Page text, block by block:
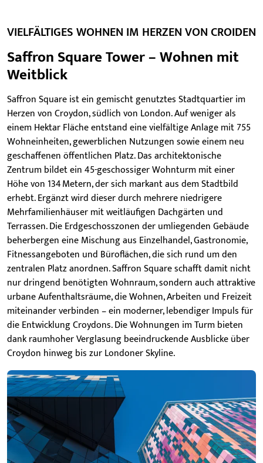
VIELFÄLTIGES WOHNEN IM HERZEN VON CROIDEN
Saffron Square Tower – Wohnen mit
Weitblick
Saffron Square ist ein gemischt genutztes Stadtquartier im
Herzen von Croydon, südlich von London. Auf weniger als
einem Hektar Fläche entstand eine vielfältige Anlage mit 755
Wohneinheiten, gewerblichen Nutzungen sowie einem neu
geschaffenen öffentlichen Platz. Das architektonische
Zentrum bildet ein 45-geschossiger Wohnturm mit einer
Höhe von 134 Metern, der sich markant aus dem Stadtbild
erhebt. Ergänzt wird dieser durch mehrere niedrigere
Mehrfamilienhäuser mit weitläufigen Dachgärten und
Terrassen. Die Erdgeschosszonen der umliegenden Gebäude
beherbergen eine Mischung aus Einzelhandel, Gastronomie,
Fitnessangeboten und Büroflächen, die sich rund um den
zentralen Platz anordnen. Saffron Square schafft damit nicht
nur dringend benötigten Wohnraum, sondern auch attraktive
urbane Aufenthaltsräume, die Wohnen, Arbeiten und Freizeit
miteinander verbinden – ein moderner, lebendiger Impuls für
die Entwicklung Croydons.Die Wohnungen im Turm bieten
dank raumhoher Verglasung beeindruckende Ausblicke über
Croydon hinweg bis zur Londoner Skyline.